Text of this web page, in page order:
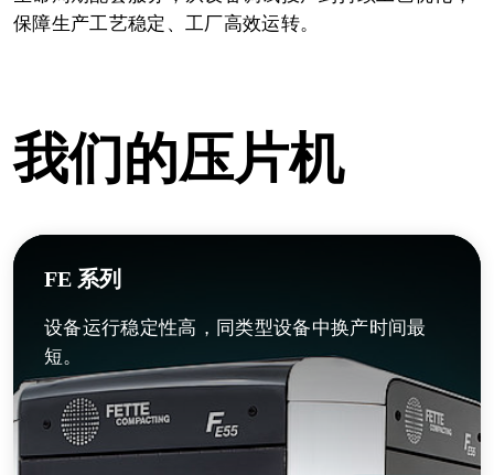
保障生产工艺稳定、工厂高效运转。
我们的压片机
FE 系列
设备运行稳定性高，同类型设备中换产时间最
短。